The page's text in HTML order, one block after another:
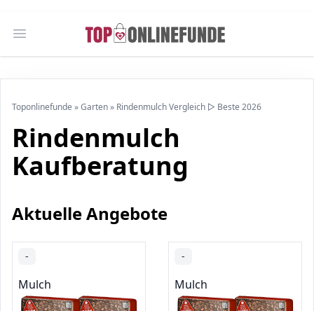
Open main menu
Toponlinefunde »Garten» Rindenmulch Vergleich ▷ Beste 2026
Rindenmulch
Kaufberatung
Aktuelle Angebote
-
Mulch
-
Mulch